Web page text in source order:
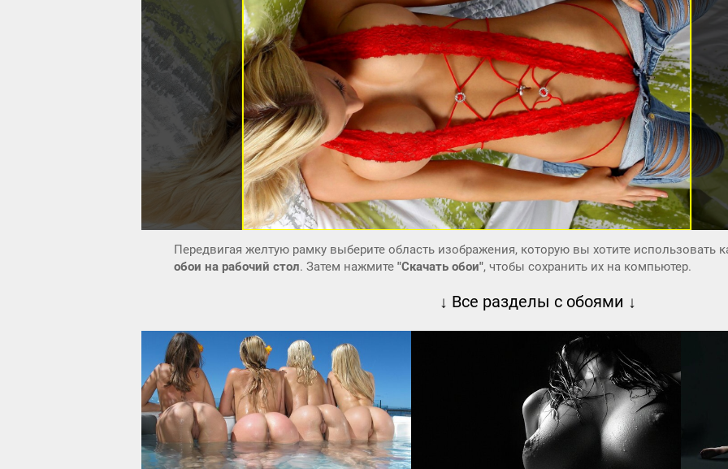
Передвигая желтую рамку выберите область изображения, которую вы хотите использовать
обои на рабочий стол. Затем нажмите "Скачать обои", чтобы сохранить их на компьютер.
↓ Все разделы с обоями ↓